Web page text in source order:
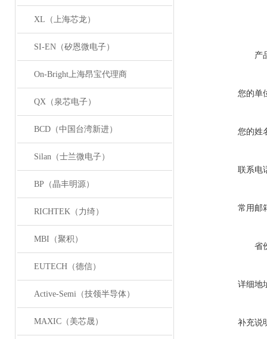
XL（上海芯龙）
SI-EN（矽恩微电子）
On-Bright上海昂宝代理商
QX（泉芯电子）
BCD（中国台湾新进）
Silan（士兰微电子）
BP（晶丰明源）
RICHTEK（力绮）
MBI（聚积）
EUTECH（德信）
Active-Semi（技领半导体）
MAXIC（美芯晟）
产
您的单
您的姓
联系电
常用邮
省
详细地
补充说